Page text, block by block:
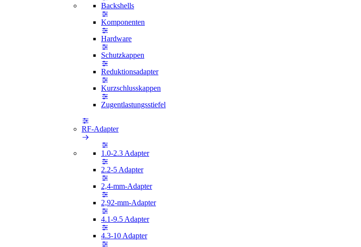
Backshells
Komponenten
Hardware
Schutzkappen
Reduktionsadapter
Kurzschlusskappen
Zugentlastungsstiefel
RF-Adapter
1.0-2.3 Adapter
2.2-5 Adapter
2,4-mm-Adapter
2,92-mm-Adapter
4.1-9.5 Adapter
4.3-10 Adapter